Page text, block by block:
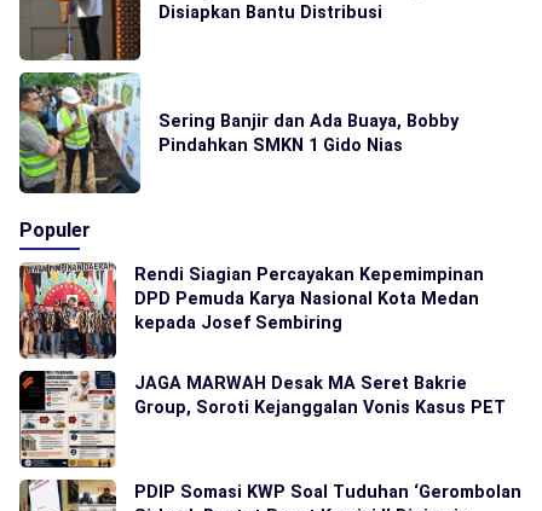
Disiapkan Bantu Distribusi
Sering Banjir dan Ada Buaya, Bobby
Pindahkan SMKN 1 Gido Nias
Populer
Rendi Siagian Percayakan Kepemimpinan
DPD Pemuda Karya Nasional Kota Medan
kepada Josef Sembiring
JAGA MARWAH Desak MA Seret Bakrie
Group, Soroti Kejanggalan Vonis Kasus PET
PDIP Somasi KWP Soal Tuduhan ‘Gerombolan